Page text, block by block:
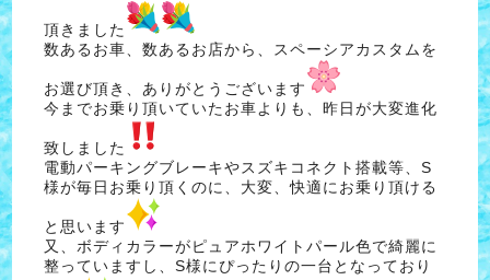
頂きました
数あるお車、数あるお店から、スペーシアカスタムを
お選び頂き、ありがとうございます
今までお乗り頂いていたお車よりも、昨日が大変進化
致しました
電動パーキングブレーキやスズキコネクト搭載等、S
様が毎日お乗り頂くのに、大変、快適にお乗り頂ける
と思います
又、ボディカラーがピュアホワイトパール色で綺麗に
整っていますし、S様にぴったりの一台となっており